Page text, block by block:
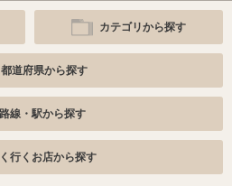
カテゴリから探す
都道府県から探す
路線・駅から探す
行くお店から探す